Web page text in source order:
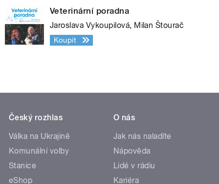
Veterinární poradna
Jaroslava Vykoupilová, Milan Štourač
Koupit
Český rozhlas
Válka na Ukrajině
Komunální volby
Stanice
eShop
O nás
Jak nás naladíte
Nápověda
Lidé v rádiu
Kariéra